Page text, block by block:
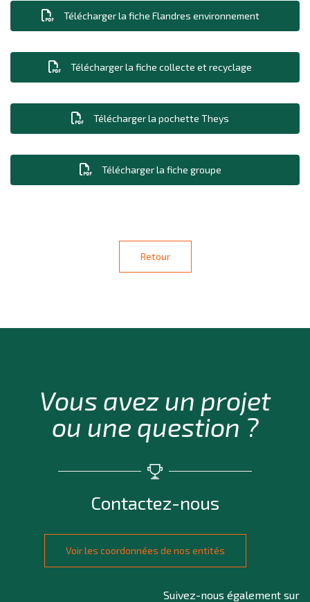
Télécharger la fiche Flandres environnement
Télécharger la fiche collecte et recyclage
Télécharger la pochette Theys
Télécharger la fiche groupe
Retour
Vous avez un projet
ou une question ?
Contactez-nous
Voir les coordonnées de nos entités
Suivez-nous également sur